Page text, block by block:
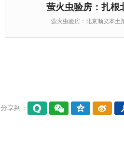
萤火虫验房：扎根
萤火虫验房：北京顺义本土
分享到：